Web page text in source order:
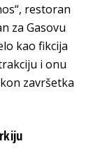
restoran
za Gasovu
kao fikcija
i onu
završetka